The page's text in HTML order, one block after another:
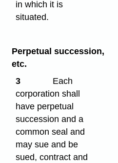
in which it is
situated.
Perpetual succession,
etc.
3
Each
corporation shall
have perpetual
succession and a
common seal and
may sue and be
sued, contract and